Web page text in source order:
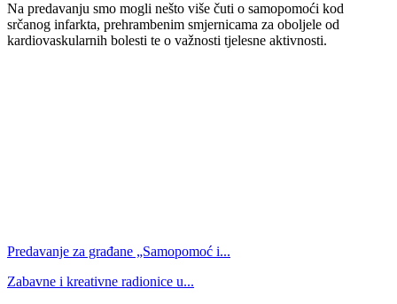
Na predavanju smo mogli nešto više čuti o samopomoći kod
srčanog infarkta, prehrambenim smjernicama za oboljele od
kardiovaskularnih bolesti te o važnosti tjelesne aktivnosti.
Predavanje za građane „Samopomoć i...
Zabavne i kreativne radionice u...